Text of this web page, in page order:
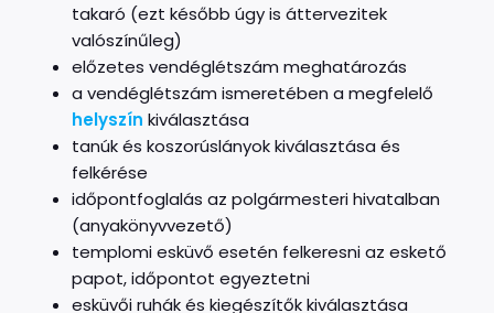
takaró (ezt később úgy is áttervezitek
valószínűleg)
előzetes vendéglétszám meghatározás
a vendéglétszám ismeretében a megfelelő
helyszín kiválasztása
tanúk és koszorúslányok kiválasztása és
felkérése
időpontfoglalás az polgármesteri hivatalban
(anyakönyvvezető)
templomi esküvő esetén felkeresni az eskető
papot, időpontot egyeztetni
esküvői ruhák és kiegészítők kiválasztása